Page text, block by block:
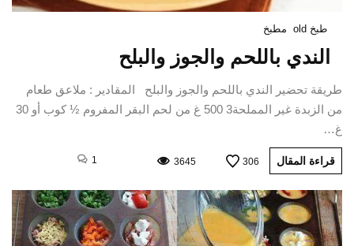
طبخ old مطبخ
الندي باللحم والجوز والبلح
طريقة تحضير الندي باللحم والجوز والبلح المقادير : ملاعق طعام
من الزبدة غير المملحة3 500 غ من لحم البقر المفروم ½ كوب أو 30
غ…
قراءة المقال 306
3645
1